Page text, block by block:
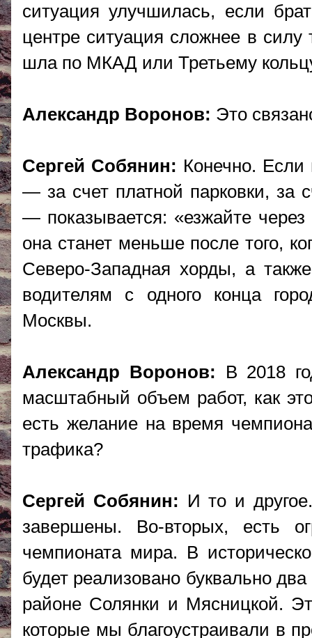
ситуация улучшилась, если
центре ситуация сложнее в силу
шла по МКАД или Третьему
Александр Воронов: Это
Сергей Собянин: Конечно. Если
— за счет платной парковки, за
— показывается: «езжайте
она станет меньше после того,
Северо-Западная хорды, а
водителям с одного конца
Москвы.
Александр Воронов: В 2018
масштабный объем работ, как
есть желание на время
трафика?
Сергей Собянин: И то и
завершены. Во-вторых, есть
чемпионата мира. В
будет реализовано буквально
районе Солянки и Мясницкой.
которые мы благоустраивали в